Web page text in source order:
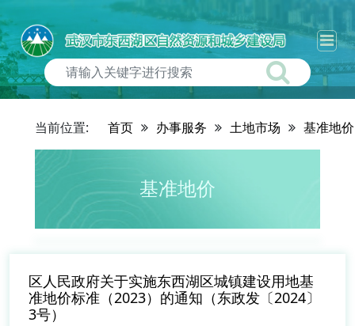
当前位置: 首页 办事服务 土地市场 基准地价
基准地价
区人民政府关于实施东西湖区城镇建设用地基
准地价标准（2023）的通知（东政发〔2024〕
3号）